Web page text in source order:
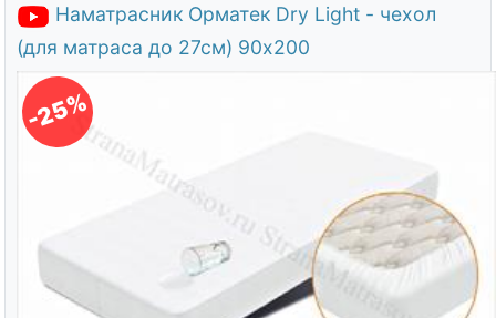
Контакты
Наматрасник Орматек Dry Light - чехол
(для матраса до 27см) 90х200
-25%